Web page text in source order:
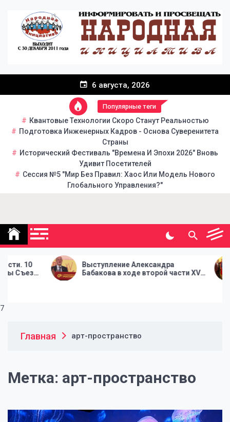
содержанию
6 августа, 2026
Популярные теги
Квантовые Технологии Скоро Станут Реальностью
Подготовка Инженерных Кадров - Основа Суверенитета
Страны
Исторический Фестиваль "Времена И Эпохи 2026" Вновь
Удивит Посетителей
Сессия №5 "Мир Без Правил: Хаос Или Модель Нового
Глобального Управления?"
Портал общественно-
политической газеты
"Народная инициатива"
Выступление Александра
Бабакова в ходе второй части XV
Съезда Партии СПРАВЕДЛИВАЯ
В
7
Главная арт-пространство
Метка: арт-пространство